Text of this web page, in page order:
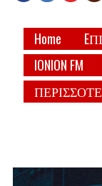
Home
IONION FM